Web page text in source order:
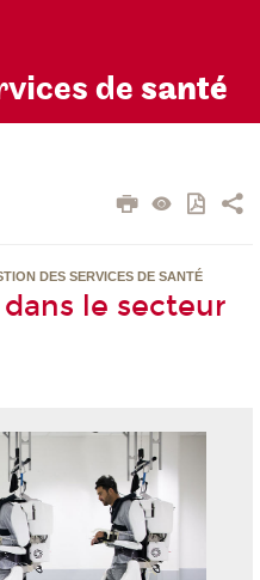
vices de santé
DES SERVICES DE SANTÉ
le secteur